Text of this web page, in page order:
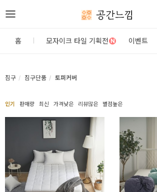
공간느낌
카
리
DIY
홈 모자이크 타일 기획전 N 이벤트
침구 침구단품 토퍼커버
인기 판매량 최신 가격낮은 리뷰많은 별점높은